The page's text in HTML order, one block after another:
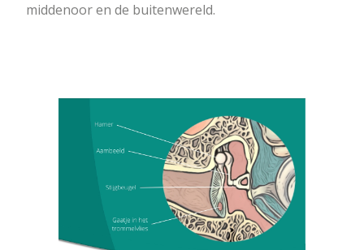
middenoor en de buitenwereld.